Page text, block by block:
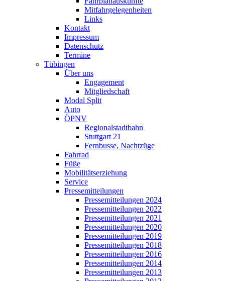
Mitfahrgelegenheiten
Links
Kontakt
Impressum
Datenschutz
Termine
Tübingen
Über uns
Engagement
Mitgliedschaft
Modal Split
Auto
ÖPNV
Regionalstadtbahn
Stuttgart 21
Fernbusse, Nachtzüge
Fahrrad
Füße
Mobilitätserziehung
Service
Pressemitteilungen
Pressemitteilungen 2024
Pressemitteilungen 2022
Pressemitteilungen 2021
Pressemitteilungen 2020
Pressemitteilungen 2019
Pressemitteilungen 2018
Pressemitteilungen 2016
Pressemitteilungen 2014
Pressemitteilungen 2013